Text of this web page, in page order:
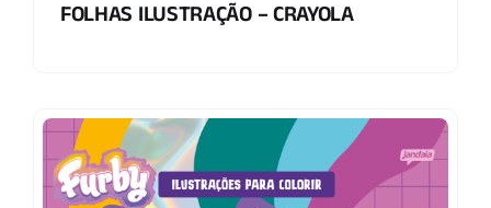
FOLHAS ILUSTRAÇÃO – CRAYOLA